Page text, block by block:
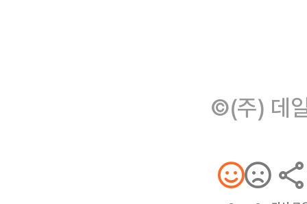
©(주) 데